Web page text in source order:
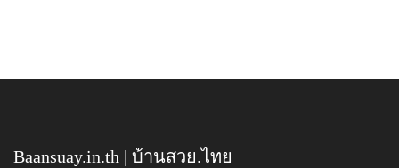
Baansuay.in.th | บ้านสวย.ไทย